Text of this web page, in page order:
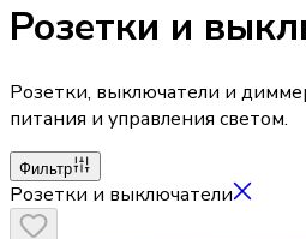
Розетки и
Розетки, выключатели и
питания и управления светом.
Фильтр
Розетки и выключатели